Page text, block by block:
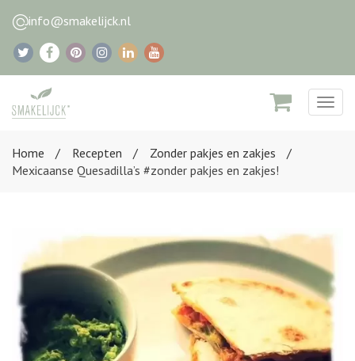
info@smakelijck.nl
Home
Recepten
Zonder pakjes en zakjes
Mexicaanse Quesadilla’s #zonder pakjes en zakjes!